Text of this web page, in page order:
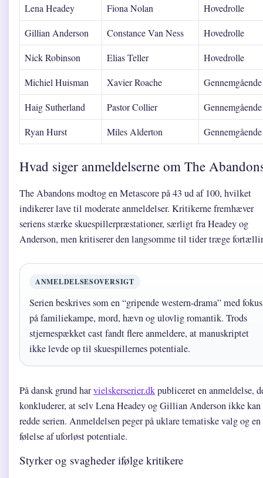
Lena Headey Fiona Nolan
Hovedrolle
Gillian Anderson
Constance Van Ness
Hovedrolle
Nick Robinson
Elias Teller
Hovedrolle
Michiel Huisman
Xavier Roache
Gennemgående
Haig Sutherland
Pastor Collier
Gennemgående
Ryan Hurst
Miles Alderton Gennemgående
Hvad siger anmeldelserne om The
The Abandons modtog en Metascore på 43 ud af 100, hvilket
indikerer lave til moderate anmeldelser. Kritikerne fremhæver
seriens stærke skuespillerpræstationer, særligt fra Headey og
Anderson, men kritiserer den langsomme til tider træge
ANMELDELSESOVERSIGT
Serien beskrives som en “gripende western-drama” med fokus
på familiekampe, mord, hævn og ulovlig romantik. Trods
stjernespækket cast fandt flere anmeldere, at manuskriptet
ikke levde op til skuespillernes potentiale.
På dansk grund harvielskerserier.dkpubliceret en anmeldelse,
konkluderer, at selv Lena Headey og Gillian Anderson ikke kan
redde serien. Anmeldelsen peger på uklare tematiske valg og en
følelse af uforløst potentiale.
Styrker og svagheder ifølge kritikere